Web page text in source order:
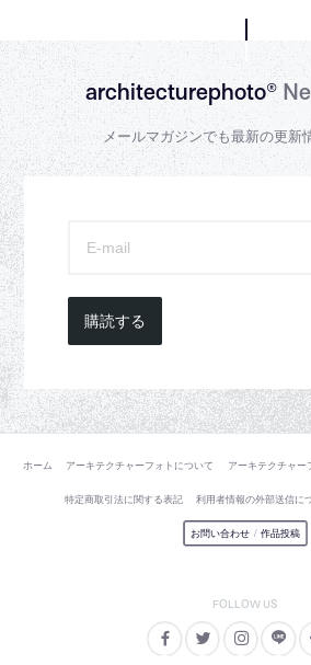
architecturephoto®
メールマガジンでも最新の更新
購読する
ホーム アーキテクチャーフォトについて アーキテクチャー
特定商取引法に関する表記 利用者情報の外部送信に
お問い合わせ / 作品投稿